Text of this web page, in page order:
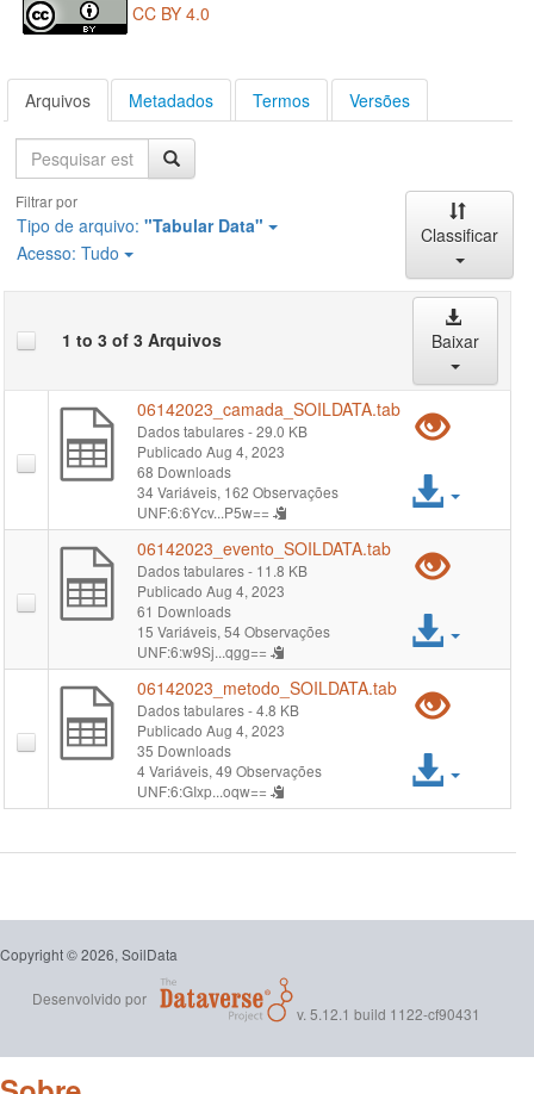
CC BY 4.0
Arquivos Metadados Termos Versões
Pesquisa
Filtrar por
Tipo de arquivo: "Tabular Data"
Acesso: Tudo
Classificar
1 to 3 of 3 Arquivos Baixar
06142023_camada_SOILDATA.tab
Dados tabulares- 29.0 KB
Publicado Aug 4, 2023
68 Downloads
34 Variáveis, 162 Observações
UNF:6:6Ycv...P5w==
Pré-
06142023_evento_SOILDATA.tab
Dados tabulares- 11.8 KB
Publicado Aug 4, 2023
61 Downloads
15 Variáveis, 54 Observações
UNF:6:w9Sj...qgg==
Pré-
06142023_metodo_SOILDATA.tab
Dados tabulares- 4.8 KB
Publicado Aug 4, 2023
35 Downloads
4 Variáveis, 49 Observações
UNF:6:GIxp...oqw==
Pré-
Copyright © 2026, SoilData
Desenvolvido por
v. 5.12.1 build 1122-cf90431